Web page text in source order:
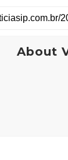
About